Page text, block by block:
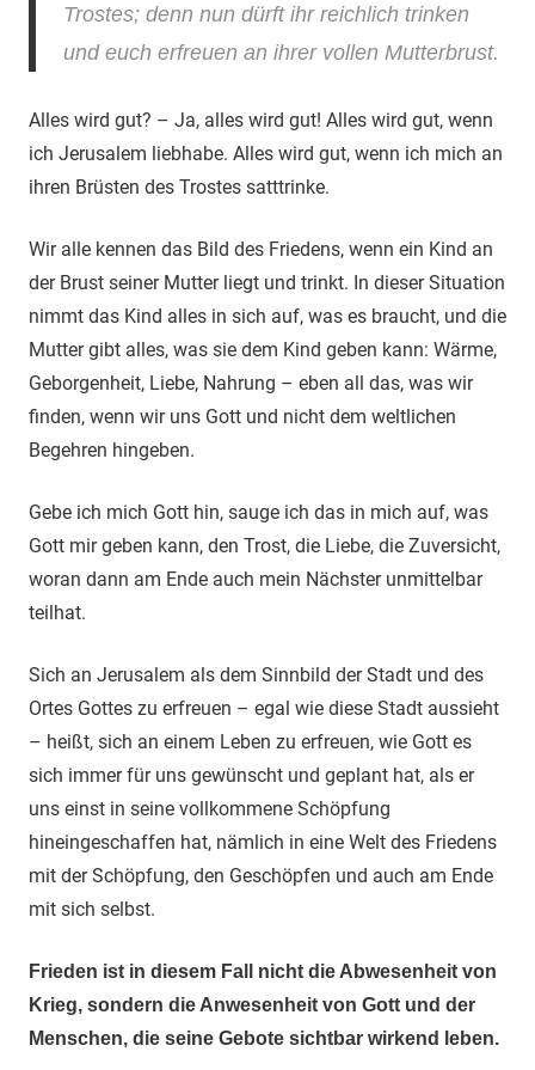
Trostes; denn nun dürft ihr reichlich trinken
und euch erfreuen an ihrer vollen Mutterbrust.
Alles wird gut? – Ja, alles wird gut! Alles wird gut, wenn
ich Jerusalem liebhabe. Alles wird gut, wenn ich mich an
ihren Brüsten des Trostes satttrinke.
Wir alle kennen das Bild des Friedens, wenn ein Kind an
der Brust seiner Mutter liegt und trinkt. In dieser Situation
nimmt das Kind alles in sich auf, was es braucht, und die
Mutter gibt alles, was sie dem Kind geben kann: Wärme,
Geborgenheit, Liebe, Nahrung – eben all das, was wir
finden, wenn wir uns Gott und nicht dem weltlichen
Begehren hingeben.
Gebe ich mich Gott hin, sauge ich das in mich auf, was
Gott mir geben kann, den Trost, die Liebe, die Zuversicht,
woran dann am Ende auch mein Nächster unmittelbar
teilhat.
Sich an Jerusalem als dem Sinnbild der Stadt und des
Ortes Gottes zu erfreuen – egal wie diese Stadt aussieht
– heißt, sich an einem Leben zu erfreuen, wie Gott es
sich immer für uns gewünscht und geplant hat, als er
uns einst in seine vollkommene Schöpfung
hineingeschaffen hat, nämlich in eine Welt des Friedens
mit der Schöpfung, den Geschöpfen und auch am Ende
mit sich selbst.
Frieden ist in diesem Fall nicht die Abwesenheit von
Krieg, sondern die Anwesenheit von Gott und der
Menschen, die seine Gebote sichtbar wirkend leben.